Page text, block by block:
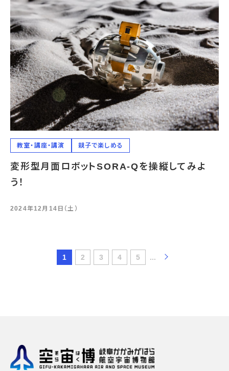
教室・講座・講演 親子で楽しめる
変形型月面ロボットSORA-Qを操縦してみよ
う！
2024年12月14日（土）
1 2 3 4 5 ...